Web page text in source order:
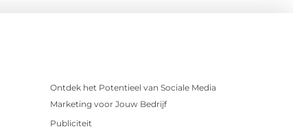
Ontdek het Potentieel van Sociale Media
Marketing voor Jouw Bedrijf
Publiciteit